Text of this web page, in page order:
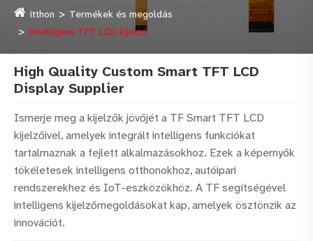
itthon
Termékek és megoldás
Intelligens TFT LCD kijelző
High Quality Custom Smart TFT LCD
Display Supplier
Ismerje meg a kijelzők jövőjét a TF Smart TFT LCD
kijelzőivel, amelyek integrált intelligens funkciókat
tartalmaznak a fejlett alkalmazásokhoz. Ezek a képernyők
tökéletesek intelligens otthonokhoz, autóipari
rendszerekhez és IoT-eszközökhöz. A TF segítségével
intelligens kijelzőmegoldásokat kap, amelyek ösztönzik az
innovációt.